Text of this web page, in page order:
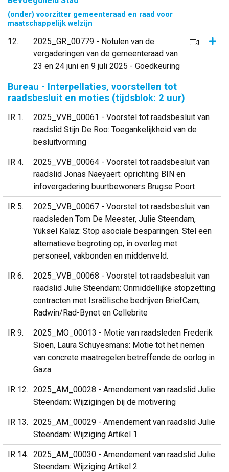
(onder) voorzitter gemeenteraad en raad voor
maatschappelijk welzijn
12
2025_GR_00779 - Notulen van de
vergaderingen van de gemeenteraad van
23 en 24 juni en 9 juli 2025 - Goedkeuring
Bureau - Interpellaties, voorstellen tot
raadsbesluit en moties (tijdsblok: 2 uur)
IR 1
2025_VVB_00061 - Voorstel tot raadsbesluit van
raadslid Stijn De Roo: Toegankelijkheid van de
besluitvorming
IR 4
2025_VVB_00064 - Voorstel tot raadsbesluit van
raadslid Jonas Naeyaert: oprichting BIN en
infovergadering buurtbewoners Brugse Poort
IR 5
2025_VVB_00067 - Voorstel tot raadsbesluit van
raadsleden Tom De Meester, Julie Steendam,
Yüksel Kalaz: Stop asociale besparingen. Stel een
alternatieve begroting op, in overleg met
personeel, vakbonden en middenveld.
IR 6
2025_VVB_00068 - Voorstel tot raadsbesluit van
raadslid Julie Steendam: Onmiddellijke stopzetting
contracten met Israëlische bedrijven BriefCam,
Radwin/Rad-Bynet en Cellebrite
IR 9
2025_MO_00013 - Motie van raadsleden Frederik
Sioen, Laura Schuyesmans: Motie tot het nemen
van concrete maatregelen betreffende de oorlog in
Gaza
IR 12
2025_AM_00028 - Amendement van raadslid Julie
Steendam: Wijzigingen bij de motivering
IR 13
2025_AM_00029 - Amendement van raadslid Julie
Steendam: Wijziging Artikel 1
IR 14
2025_AM_00030 - Amendement van raadslid Julie
Steendam: Wijziging Artikel 2